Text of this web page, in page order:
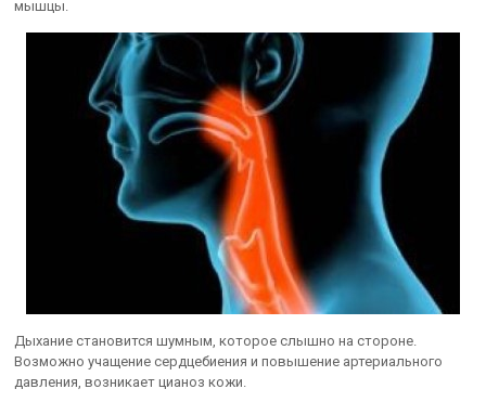
мышцы.
Дыхание становится шумным, которое слышно на стороне.
Возможно учащение сердцебиения и повышение артериального
давления, возникает цианоз кожи.